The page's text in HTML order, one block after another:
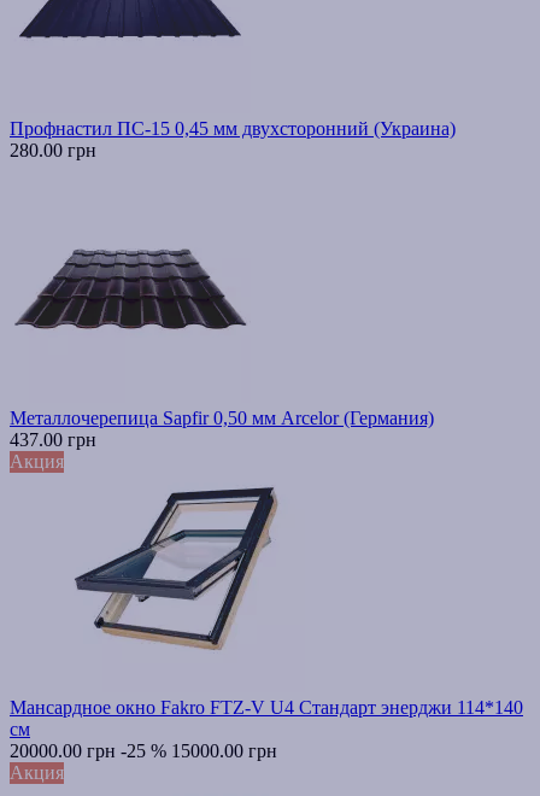
Профнастил ПС-15 0,45 мм двухсторонний (Украина)
280.00 грн
Металлочерепица Sapfir 0,50 мм Arcelor (Германия)
437.00 грн
Акция
Мансардное окно Fakro FTZ-V U4 Стандарт энерджи 114*140
см
20000.00 грн -25 % 15000.00 грн
Акция